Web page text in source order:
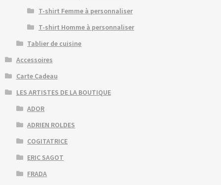
T-shirt Femme à personnaliser
T-shirt Homme à personnaliser
Tablier de cuisine
Accessoires
Carte Cadeau
LES ARTISTES DE LA BOUTIQUE
ADOR
ADRIEN ROLDES
COGITATRICE
ERIC SAGOT
FRADA